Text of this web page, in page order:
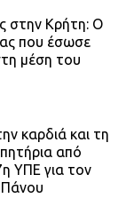
στην Κρήτη: Ο
που έσωσε
μέση του
καρδιά και τη
από
ΥΠΕ για τον
Πάνου